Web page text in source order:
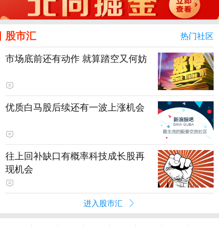
股市汇 热门社区
市场底前还有动作 就算踏空又何妨
优质白马股后续还有一波上涨机会
往上回补缺口有概率科技成长股再
现机会
进入股市汇